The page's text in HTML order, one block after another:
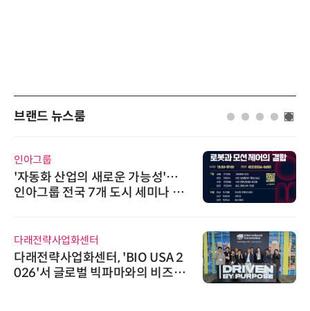
브랜드 뉴스룸
인아그룹
'자동화 산업의 새로운 가능성'…
인아그룹 전국 7개 도시 세미나 페
다래전략사업화센터
다래전략사업화센터, 'BIO USA 2
026'서 글로벌 빅파마와의 비즈니